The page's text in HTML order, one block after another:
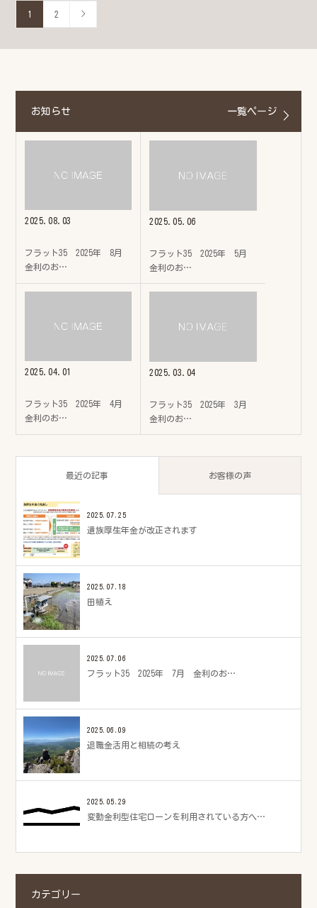
1 2
お知らせ 一覧ページ
2025.08.03
フラット35 2025年 8月
金利のお…
2025.05.06
フラット35 2025年 5月
金利のお…
2025.04.01
フラット35 2025年 4月
金利のお…
2025.03.04
フラット35 2025年 3月
金利のお…
最近の記事 お客様の声
2025.07.25
遺族厚生年金が改正されます
2025.07.18
田植え
2025.07.06
フラット35 2025年 7月 金利のお…
2025.06.09
退職金活用と相続の考え
2025.05.29
変動金利型住宅ローンを利用されている方へ…
カテゴリー